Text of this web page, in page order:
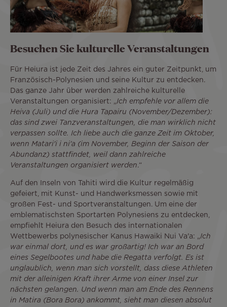
Besuchen Sie kulturelle Veranstaltungen
Für Heiura ist jede Zeit des Jahres ein guter Zeitpunkt, um
Französisch-Polynesien und seine Kultur zu entdecken.
Das ganze Jahr über werden zahlreiche kulturelle
Veranstaltungen organisiert: „Ich empfehle vor allem die
Heiva (Juli) und die Hura Tapairu (November/Dezember):
das sind zwei Tanzveranstaltungen, die man wirklich nicht
verpassen sollte. Ich liebe auch die ganze Zeit im Oktober,
wenn Matari'i i ni'a (im November, Beginn der Saison der
Abundanz) stattfindet, weil dann zahlreiche
Veranstaltungen organisiert werden.“
Auf den Inseln von Tahiti wird die Kultur regelmäßig
gefeiert, mit Kunst- und Handwerksmessen sowie mit
großen Fest- und Sportveranstaltungen. Um eine der
emblematischsten Sportarten Polynesiens zu entdecken,
empfiehlt Heiura den Besuch des internationalen
Wettbewerbs polynesischer Kanus Hawaiki Nui Va'a: „Ich
war einmal dort, und es war großartig! Ich war an Bord
eines Segelbootes und habe die Regatta verfolgt. Es ist
unglaublich, wenn man sich vorstellt, dass diese Athleten
mit der alleinigen Kraft ihrer Arme von einer Insel zur
nächsten gelangen. Und wenn man am Ende des Rennens
in Matira (Bora Bora) ankommt, sieht man diesen absolut